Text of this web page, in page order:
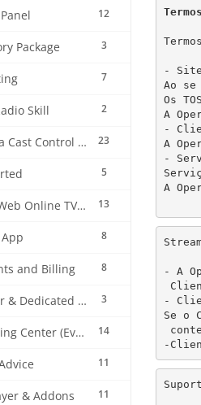
12
3
Package
7
2
Skill
23
HELP Centova Cast Control Panel
5
13
HELP Live & Web Online TV Streaming
8
8
and Billing
3
HELP Reseller & Dedicated Machines
14
HELP Streaming Center (EverestCast) Control Panel
11
11
& Addons
- Site
Ao
Os
A
-
A
-
A
- A
-
Se o
-